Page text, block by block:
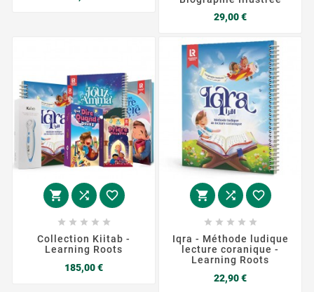
29,00 €Prix
  
    
Collection Kiitab -
Learning Roots
185,00 €Prix
  
    
Iqra - Méthode ludique
lecture coranique -
Learning Roots
22,90 €Prix